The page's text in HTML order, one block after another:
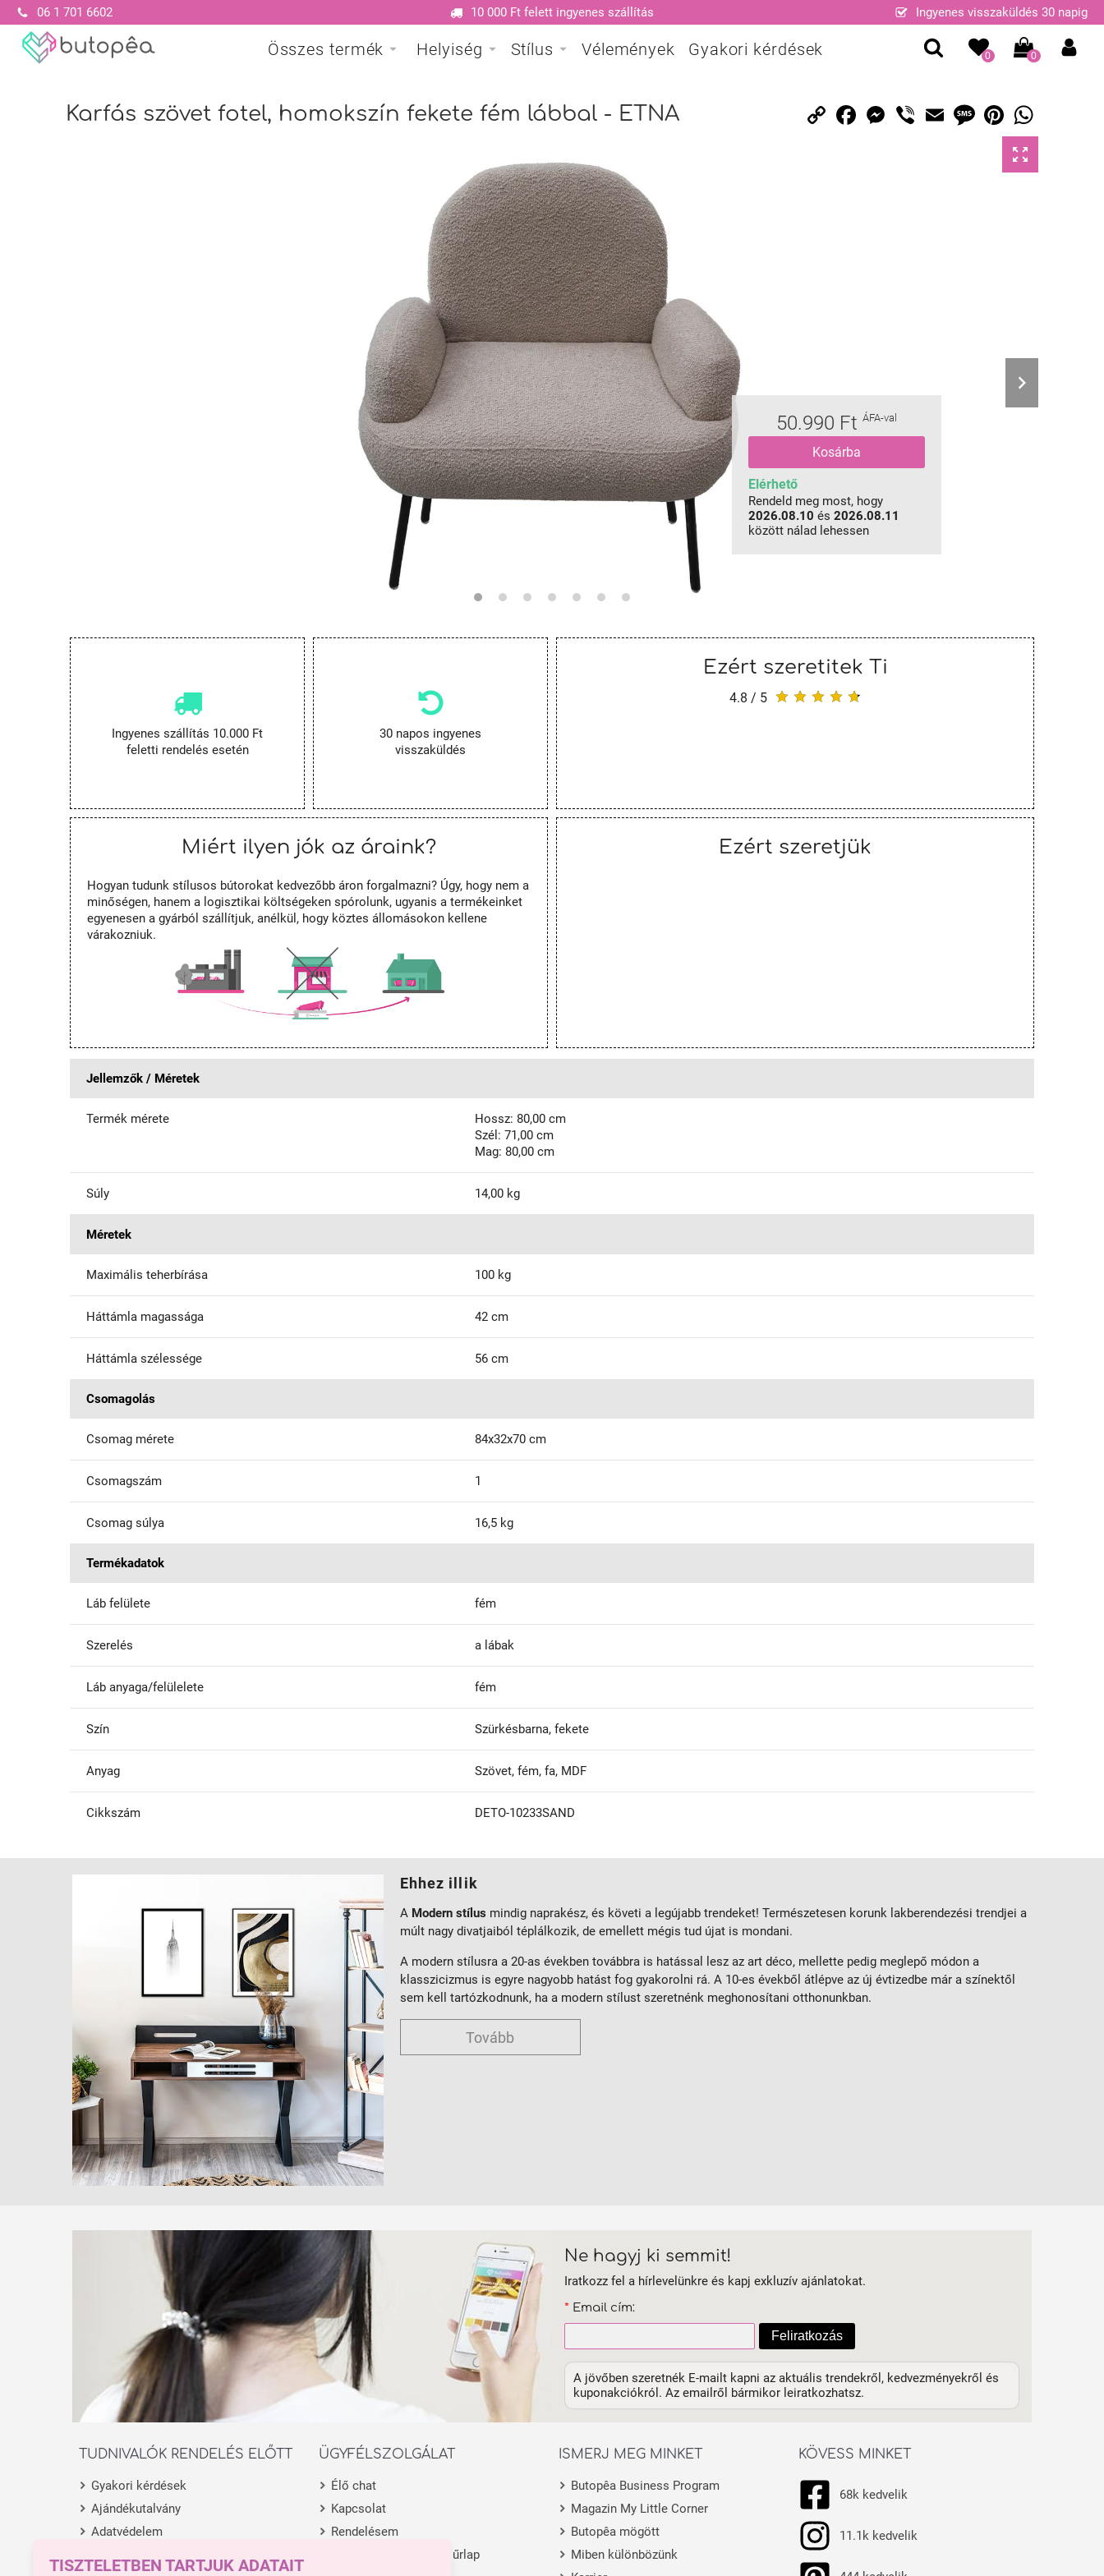
06 1 701 6602 10 000 Ft felett ingyenes szállítás Ingyenes visszaküldés 30 napig
Összes termék Helyiség Stílus Vélemények Gyakori kérdések 0 0
Karfás szövet fotel, homokszín fekete fém lábbal - ETNA
Copy
Link
FacebookMessenger
Viber Email MessagePinterest
50.990 Ft ÁFA-val
Kosárba
Elérhető
Rendeld meg most, hogy
2026.08.10 és 2026.08.11
között nálad lehessen
Ingyenes szállítás 10.000 Ft
feletti rendelés esetén
30 napos ingyenes
visszaküldés
Ezért szeretitek Ti
4.8 / 5
Miért ilyen jók az áraink?
Hogyan tudunk stílusos bútorokat kedvezőbb áron forgalmazni? Úgy, hogy nem a
minőségen, hanem a logisztikai költségeken spórolunk, ugyanis a termékeinket
egyenesen a gyárból szállítjuk, anélkül, hogy köztes állomásokon kellene
várakozniuk.
Ezért szeretjük
Jellemzők / Méretek
Termék mérete
Hossz: 80,00 cm
Szél: 71,00 cm
Mag: 80,00 cm
Súly 14,00 kg
Méretek
Maximális teherbírása 100 kg
Háttámla magassága 42 cm
Háttámla szélessége 56 cm
Csomagolás
Csomag mérete 84x32x70 cm
Csomagszám 1
Csomag súlya 16,5 kg
Termékadatok
Láb felülete fém
Szerelés a lábak
Láb anyaga/felülelete fém
Szín Szürkésbarna, fekete
Anyag Szövet, fém, fa, MDF
Cikkszám DETO-10233SAND
Ehhez illik
A Modern stílus mindig naprakész, és követi a legújabb trendeket! Természetesen korunk lakberendezési trendjei a
múlt nagy divatjaiból téplálkozik, de emellett mégis tud újat is mondani.
A modern stílusra a 20-as években továbbra is hatással lesz az art déco, mellette pedig meglepő módon a
klasszicizmus is egyre nagyobb hatást fog gyakorolni rá. A 10-es évekből átlépve az új évtizedbe már a színektől
sem kell tartózkodnunk, ha a modern stílust szeretnénk meghonosítani otthonunkban.
Tovább
Ne hagyj ki semmit!
Iratkozz fel a hírlevelünkre és kapj exkluzív ajánlatokat.
* Email cím:
Feliratkozás
A jövőben szeretnék E-mailt kapni az aktuális trendekről, kedvezményekről és
kuponakciókról. Az emailről bármikor leiratkozhatsz.
TUDNIVALÓK RENDELÉS ELŐTT
Gyakori kérdések
Ajándékutalvány
Adatvédelem
ÜGYFÉLSZOLGÁLAT
Élő chat
Kapcsolat
Rendelésem
Termék visszaküldési űrlap
ISMERJ MEG MINKET
Butopêa Business Program
Magazin My Little Corner
Butopêa mögött
Miben különbözünk
KÖVESS MINKET
68k kedvelik
11.1k kedvelik
TISZTELETBEN TARTJUK ADATAIT